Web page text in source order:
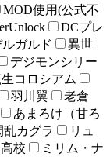
MOD使用(公式不
DCプレ
ガルド
異世
デジモンシリー
コロシアム
羽川翼
老倉
あまろけ（甘ろ
乱カグラ
リュ
校
ミリム・ナ